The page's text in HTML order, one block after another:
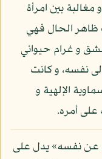
بين امرأة
الحال فهي
و غرام حيواني
نفسه، و كانت
الإلهية و
على أمره.
عن نفسه» يدل على